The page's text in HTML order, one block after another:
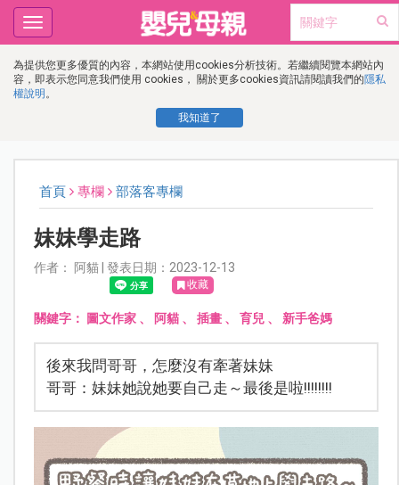
為提供您更多優質的內容，本網站使用cookies分析技術。若繼續閱覽本網站內
容，即表示您同意我們使用 cookies， 關於更多cookies資訊請閱讀我們的隱私
權說明 。
我知道了
Toggle
navigation
首頁 專欄 部落客專欄
妹妹學走路
作者： 阿貓 | 發表日期：2023-12-13
收藏
關鍵字： 圖文作家、 阿貓、 插畫、 育兒、 新手爸媽
後來我問哥哥，怎麼沒有牽著妹妹
哥哥：妹妹她說她要自己走～最後是啦!!!!!!!!